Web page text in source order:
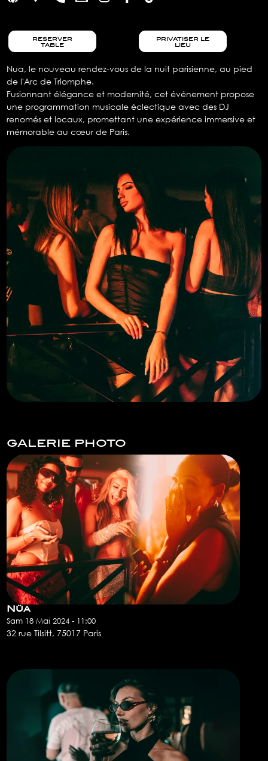
reserver
table
privatiser le
lieu
Nua, le nouveau rendez-vous de la nuit parisienne, au pied
de l'Arc de Triomphe.
Fusionnant élégance et modernité, cet événement propose
une programmation musicale éclectique avec des DJ
renomés et locaux, promettant une expérience immersive et
mémorable au cœur de Paris.
galerie photo
Nüa
Sam 18 Mai 2024 - 11:00
32 rue Tilsitt, 75017 Paris